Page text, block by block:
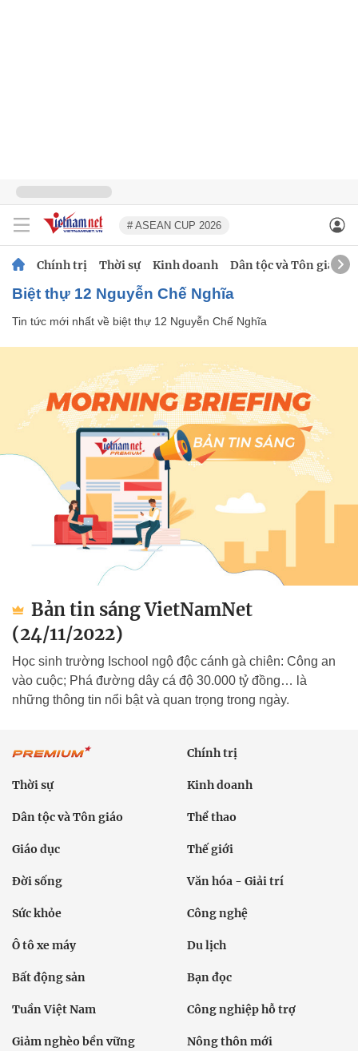
# ASEAN CUP 2026
Chính trị Thời sự Kinh doanh Dân tộc và Tôn giáo
biệt thự 12 Nguyễn Chế Nghĩa
Tin tức mới nhất về biệt thự 12 Nguyễn Chế Nghĩa
Bản tin sáng VietNamNet
(24/11/2022)
Học sinh trường Ischool ngộ độc cánh gà chiên: Công an
vào cuộc; Phá đường dây cá độ 30.000 tỷ đồng… là
những thông tin nổi bật và quan trọng trong ngày.
Chính trị
Thời sự Kinh doanh
Dân tộc và Tôn giáo Thể thao
Giáo dục Thế giới
Đời sống Văn hóa - Giải trí
Sức khỏe Công nghệ
Ô tô xe máy Du lịch
Bất động sản Bạn đọc
Tuần Việt Nam Công nghiệp hỗ trợ
Giảm nghèo bền vững Nông thôn mới